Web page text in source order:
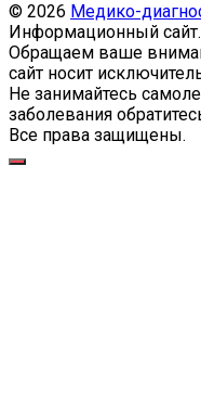
© 2026 Медико-
Информационный сайт.
Обращаем ваше
сайт носит
Не занимайтесь
заболевания
Все права защищены.